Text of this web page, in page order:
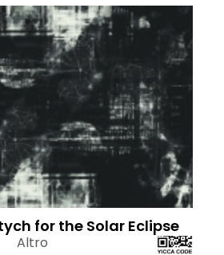
for the Solar Eclipse
Altro